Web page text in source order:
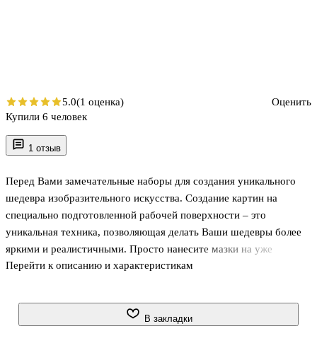
1 отзыв
Перед Вами замечательные наборы для создания уникального
шедевра изобразительного искусства. Создание картин на
специально подготовленной рабочей поверхности – это
уникальная техника, позволяющая делать Ваши шедевры более
яркими и реалистичными. Просто нанесите мазки на уже
готовый эскиз и оживите картину! Готовые изделия могут стать
Перейти к описанию и характеристикам
5.0(1 оценка)
Оценить
Купили 6 человек
В закладки